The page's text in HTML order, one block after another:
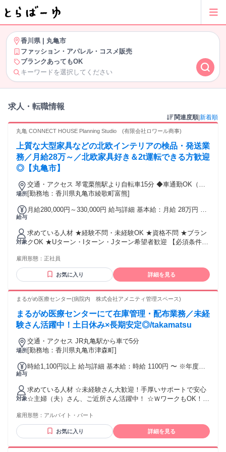
香川県| 丸亀市
ファッション・アパレル・コスメ販売
ブランクあってもOK
キーワードを選択してください
求人・転職情報
関連度順 新着順
丸亀 CONNECT HOUSE Planning Studio (有限会社ロワール商事)
上質な大型家具などの北欧インテリアの検品・発送業
務／月給28万～／北欧家具好き＆2t運転できる方歓迎
◎【丸亀市】
場所
交通・アクセス 琴電栗熊駅より自転車15分 ◆車通勤OK（無
料駐車場完備）
[勤務地：香川県丸亀市綾歌町富熊]
給与
月給280,000円～330,000円 給与詳細 基本給：月給 28万円 〜
れる通勤・皆勤・家族手当金額：あり 全員に一律で支払われ
るその他手当金額：なし ※経験・能力を考慮の上、決定いた
します ★昇給あり ★賞与年2回支給（前年実績２ヶ月分） ★
家族手当あり（18歳以下の扶養している子供1人あたり1万
対象
求めている人材 ★経験不問・未経験OK ★資格不問 ★ブラン
クOK ★Uターン・Iターン・Jターン希望者歓迎 【必須条件】
のある方 ・Word、Excelを含めたPC操作が可能な方 ・普通自
動車運転免許をお持ちの方（AT限定可） ＼◉下記のような
方、歓迎いたします！◉／ ・引越し・運送など業種を問わず、
8T限定）以上を持っている ・インテリアが好きで、イチから
くても、ゼロからプロを目指したい ・商品に触れながら知識
を身につけたい ・将来インテリアコーディネーターとして活
をする機会が多い業務。 体力を使う仕事ではありますが、あ
なたの「好き」という気持ちを大切に、会社全体で成長をサ
雇用形態： 正社員
お気に入り 詳細を見る
まるがめ医療センター(病院内 株式会社アメニティ管理スペース)
まるがめ医療センターにて在庫管理・配布業務／未経
験さん活躍中！土日休み×長期安定◎/takamatsu
場所
交通・アクセス JR丸亀駅から車で5分
[勤務地：香川県丸亀市津森町]
給与
時給1,100円以上 給与詳細 基本給：時給 1100円 〜 ※年度ご
翌月25日 ※交通費規定内支給
対象
求めている人材 ☆未経験さん大歓迎！手厚いサポートで安心
☆主婦（夫）さん、ご近所さん活躍中！ ☆ＷワークもOK！
スタートも大歓迎 _/_/_/_/_/_/_/_/_/_/_/_/_/ 丁寧な研修を行い
ますので、 ・異業種からの方 ・ブランクのある方 も大歓
迎！ 新しい道を切り開いてみませんか？
雇用形態： アルバイト・パート
お気に入り 詳細を見る